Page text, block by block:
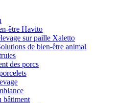
être Havito
sur paille Xaletto
de bien-être animal
des porcs
bâtiment